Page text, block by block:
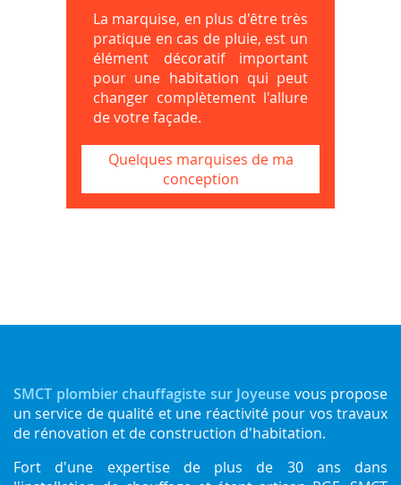
La marquise, en plus d'être très
pratique en cas de pluie, est un
élément décoratif important
pour une habitation qui peut
changer complètement l'allure
de votre façade.
Quelques marquises de ma
conception
SMCT plombier chauffagiste sur Joyeuse vous propose
un service de qualité et une réactivité pour vos travaux
de rénovation et de construction d'habitation.
Fort d'une expertise de plus de 30 ans dans